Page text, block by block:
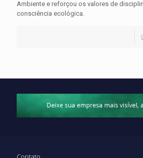
Ambiente e reforçou os valores de
consciência ecológica.